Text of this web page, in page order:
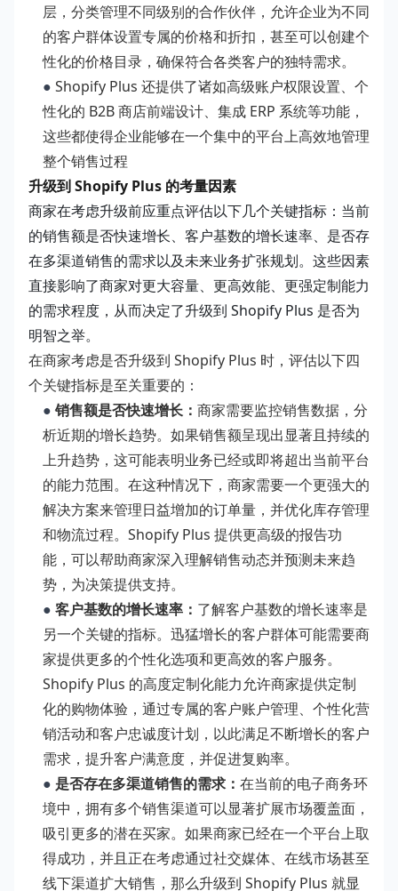
层，分类管理不同级别的合作伙伴，允许企业为不同
的客户群体设置专属的价格和折扣，甚至可以创建个
性化的价格目录，确保符合各类客户的独特需求。
● Shopify Plus 还提供了诸如高级账户权限设置、个
性化的 B2B 商店前端设计、集成 ERP 系统等功能，
这些都使得企业能够在一个集中的平台上高效地管理
整个销售过程
升级到 Shopify Plus 的考量因素
商家在考虑升级前应重点评估以下几个关键指标：当前
的销售额是否快速增长、客户基数的增长速率、是否存
在多渠道销售的需求以及未来业务扩张规划。这些因素
直接影响了商家对更大容量、更高效能、更强定制能力
的需求程度，从而决定了升级到 Shopify Plus 是否为
明智之举。
在商家考虑是否升级到 Shopify Plus 时，评估以下四
个关键指标是至关重要的：
● 销售额是否快速增长： 商家需要监控销售数据，分
析近期的增长趋势。如果销售额呈现出显著且持续的
上升趋势，这可能表明业务已经或即将超出当前平台
的能力范围。在这种情况下，商家需要一个更强大的
解决方案来管理日益增加的订单量，并优化库存管理
和物流过程。Shopify Plus 提供更高级的报告功
能，可以帮助商家深入理解销售动态并预测未来趋
势，为决策提供支持。
● 客户基数的增长速率： 了解客户基数的增长速率是
另一个关键的指标。迅猛增长的客户群体可能需要商
家提供更多的个性化选项和更高效的客户服务。
Shopify Plus 的高度定制化能力允许商家提供定制
化的购物体验，通过专属的客户账户管理、个性化营
销活动和客户忠诚度计划，以此满足不断增长的客户
需求，提升客户满意度，并促进复购率。
● 是否存在多渠道销售的需求： 在当前的电子商务环
境中，拥有多个销售渠道可以显著扩展市场覆盖面，
吸引更多的潜在买家。如果商家已经在一个平台上取
得成功，并且正在考虑通过社交媒体、在线市场甚至
线下渠道扩大销售，那么升级到 Shopify Plus 就显